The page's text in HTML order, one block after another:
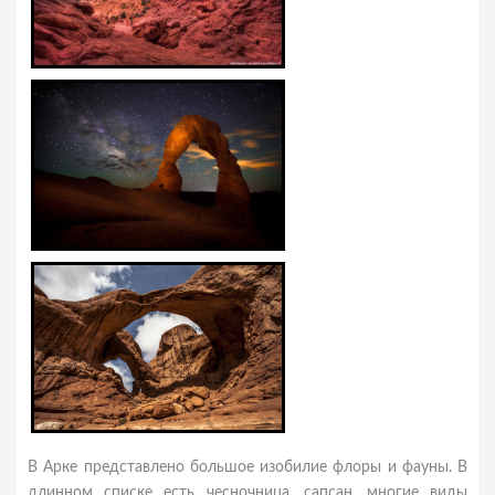
В Арке представлено большое изобилие флоры и фауны. В